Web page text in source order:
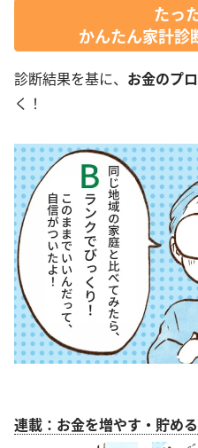
たっ
かんたん家計診
診断結果を基に、 お金のプ
く！
連載：お金を増やす・貯め